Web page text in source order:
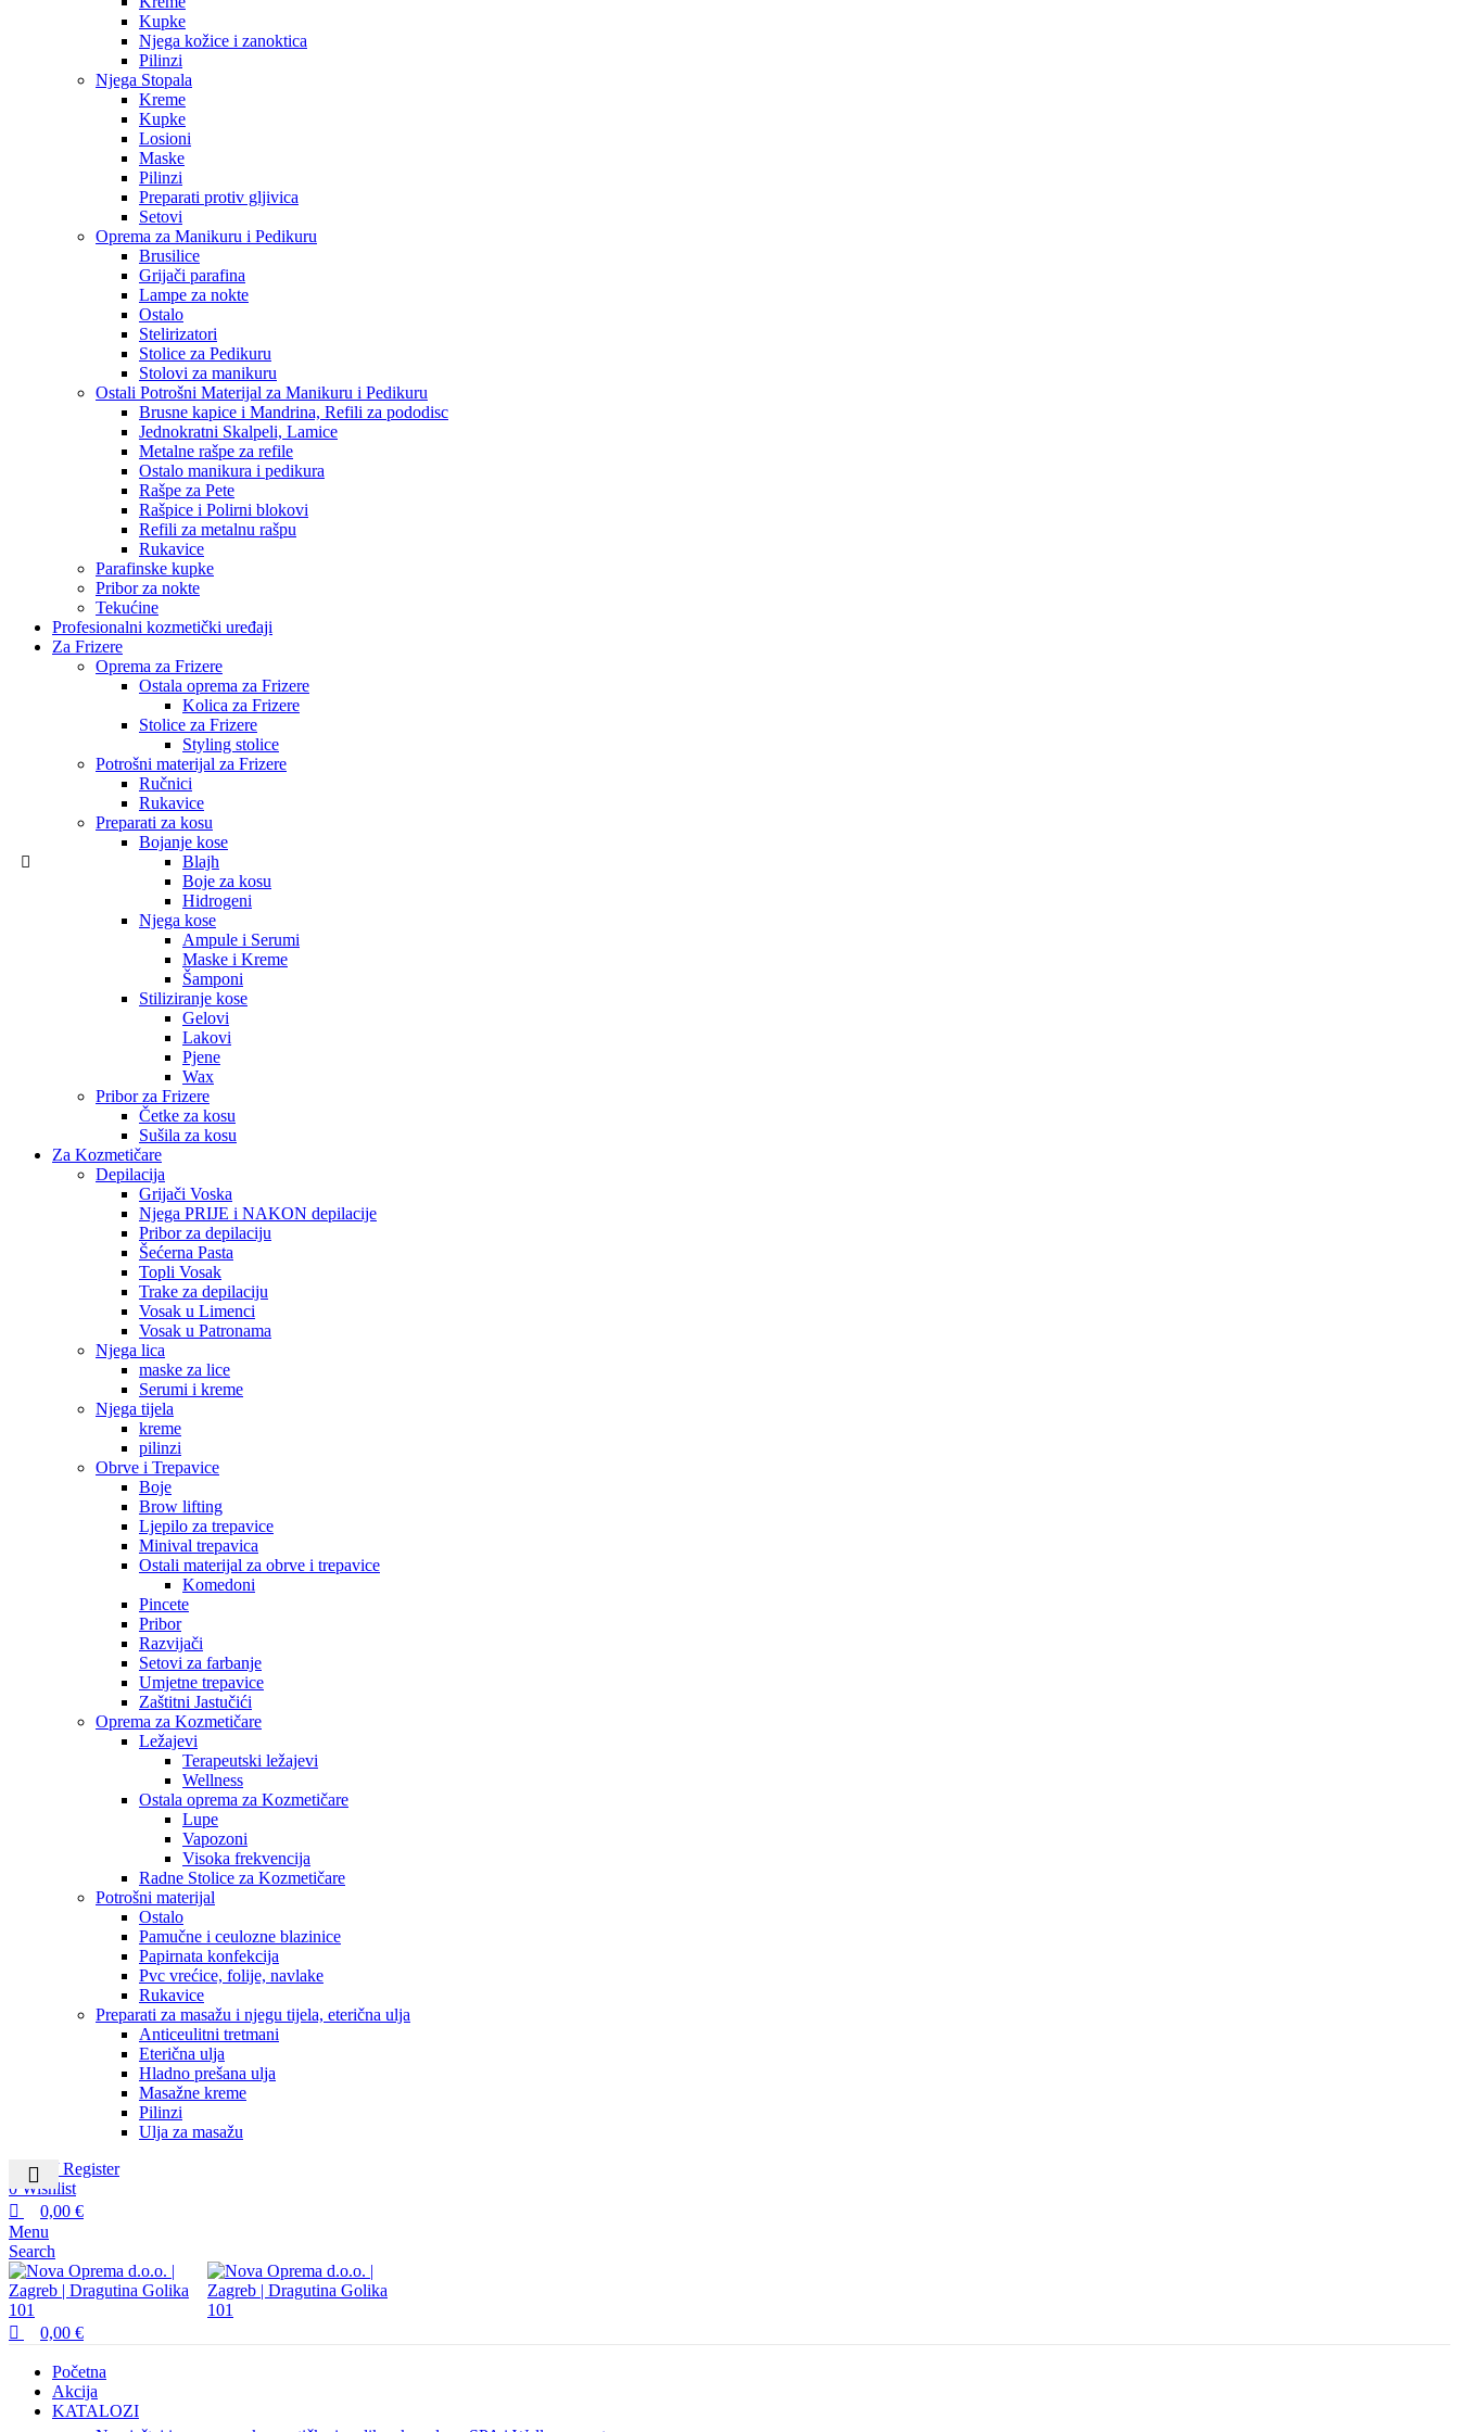
Kupke
Njega kožice i zanoktica
Pilinzi
Njega Stopala
Kreme
Kupke
Losioni
Maske
Pilinzi
Preparati protiv gljivica
Setovi
Oprema za Manikuru i Pedikuru
Brusilice
Grijači parafina
Lampe za nokte
Ostalo
Stelirizatori
Stolice za Pedikuru
Stolovi za manikuru
Ostali Potrošni Materijal za Manikuru i Pedikuru
Brusne kapice i Mandrina, Refili za pododisc
Jednokratni Skalpeli, Lamice
Metalne rašpe za refile
Ostalo manikura i pedikura
Rašpe za Pete
Rašpice i Polirni blokovi
Refili za metalnu rašpu
Rukavice
Parafinske kupke
Pribor za nokte
Tekućine
Profesionalni kozmetički uređaji
Za Frizere
Oprema za Frizere
Ostala oprema za Frizere
Kolica za Frizere
Stolice za Frizere
Styling stolice
Potrošni materijal za Frizere
Ručnici
Rukavice
Preparati za kosu
Bojanje kose
Blajh
Boje za kosu
Hidrogeni
Njega kose
Ampule i Serumi
Maske i Kreme
Šamponi
Stiliziranje kose
Gelovi
Lakovi
Pjene
Wax
Pribor za Frizere
Četke za kosu
Sušila za kosu
Za Kozmetičare
Depilacija
Grijači Voska
Njega PRIJE i NAKON depilacije
Pribor za depilaciju
Šećerna Pasta
Topli Vosak
Trake za depilaciju
Vosak u Limenci
Vosak u Patronama
Njega lica
maske za lice
Serumi i kreme
Njega tijela
kreme
pilinzi
Obrve i Trepavice
Boje
Brow lifting
Ljepilo za trepavice
Minival trepavica
Ostali materijal za obrve i trepavice
Komedoni
Pincete
Pribor
Razvijači
Setovi za farbanje
Umjetne trepavice
Zaštitni Jastučići
Oprema za Kozmetičare
Ležajevi
Terapeutski ležajevi
Wellness
Ostala oprema za Kozmetičare
Lupe
Vapozoni
Visoka frekvencija
Radne Stolice za Kozmetičare
Potrošni materijal
Ostalo
Pamučne i ceulozne blazinice
Papirnata konfekcija
Pvc vrećice, folije, navlake
Rukavice
Preparati za masažu i njegu tijela, eterična ulja
Anticeulitni tretmani
Eterična ulja
Hladno prešana ulja
Masažne kreme
Pilinzi
Ulja za masažu
Login / Register
0 Wishlist
0,00 €
Menu
Search
0,00 €
Početna
Akcija
KATALOZI